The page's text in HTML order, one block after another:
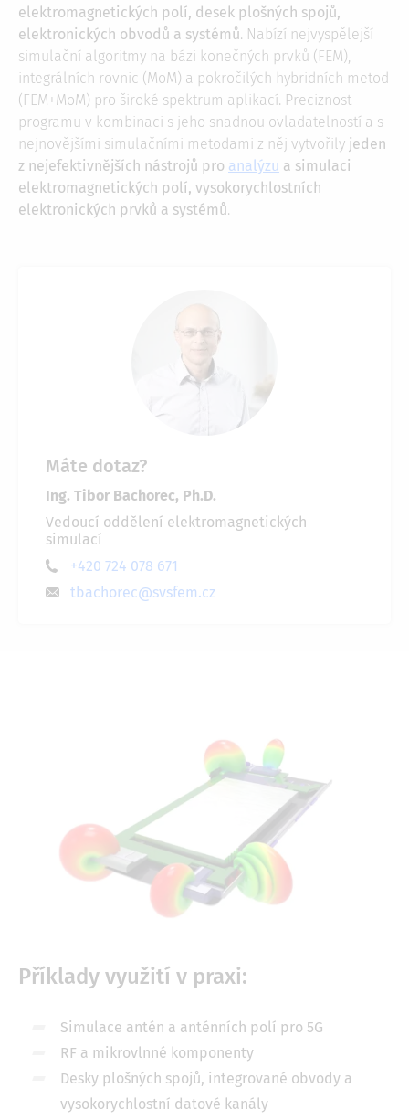
elektromagnetických polí, desek plošných spojů,
elektronických obvodů a systémů. Nabízí nejvyspělejší
simulační algoritmy na bázi konečných prvků (FEM),
integrálních rovnic (MoM) a pokročilých hybridních metod
(FEM+MoM) pro široké spektrum aplikací. Preciznost
programu v kombinaci s jeho snadnou ovladatelností a s
nejnovějšími simulačními metodami z něj vytvořily jeden
z nejefektivnějších nástrojů pro analýzu a simulaci
elektromagnetických polí, vysokorychlostních
elektronických prvků a systémů.
Máte dotaz?
Ing. Tibor Bachorec, Ph.D.
Vedoucí oddělení elektromagnetických
simulací
+420 724 078 671
tbachorec@svsfem.cz
Příklady využití v praxi:
Simulace antén a anténních polí pro 5G
RF a mikrovlnné komponenty
Desky plošných spojů, integrované obvody a
vysokorychlostní datové kanály